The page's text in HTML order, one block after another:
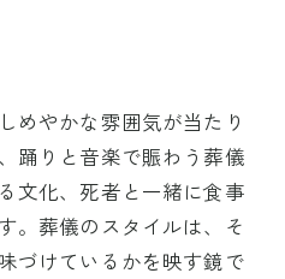
めやかな雰囲気が当たり
踊りと音楽で賑わう葬儀
文化、死者と一緒に食事
。葬儀のスタイルは、そ
づけているかを映す鏡で